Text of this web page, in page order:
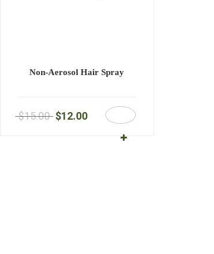
Non-Aerosol Hair Spray
$15.00 $12.00